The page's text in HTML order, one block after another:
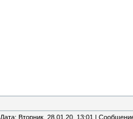
Дата: Вторник, 28.01.20, 13:01 |